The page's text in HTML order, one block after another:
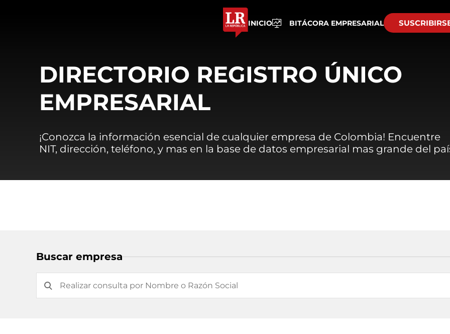
INICIO BITÁCORA EMPRESARIAL
DIRECTORIO REGISTRO ÚNICO
EMPRESARIAL
¡Conozca la información esencial de cualquier empresa de Colombia! Encuentre
NIT, dirección, teléfono, y mas en la base de datos empresarial mas grande del
Buscar empresa